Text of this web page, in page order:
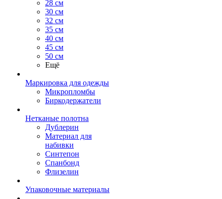
28 см
30 см
32 см
35 см
40 см
45 см
50 см
Ещё
Маркировка для одежды
Микропломбы
Биркодержатели
Нетканые полотна
Дублерин
Материал для
набивки
Синтепон
Спанбонд
Флизелин
Упаковочные материалы